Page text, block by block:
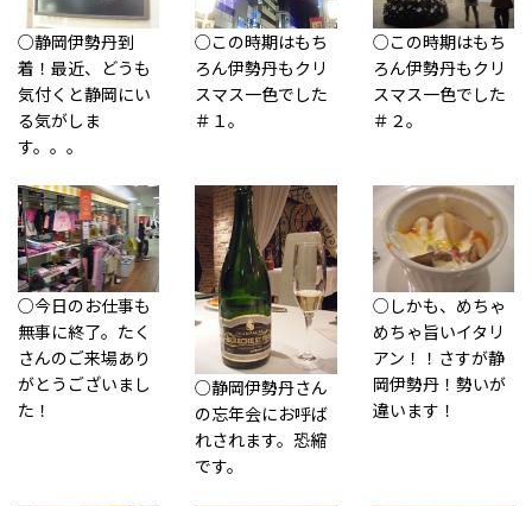
○静岡伊勢丹到
着！最近、どうも
気付くと静岡にい
る気がしま
す。。。
○この時期はもち
ろん伊勢丹もクリ
スマス一色でした
＃１。
○この時期はもち
ろん伊勢丹もクリ
スマス一色でした
＃２。
○今日のお仕事も
無事に終了。たく
さんのご来場あり
がとうございまし
た！
○静岡伊勢丹さん
の忘年会にお呼ば
れされます。恐縮
です。
○しかも、めちゃ
めちゃ旨いイタリ
アン！！さすが静
岡伊勢丹！勢いが
違います！